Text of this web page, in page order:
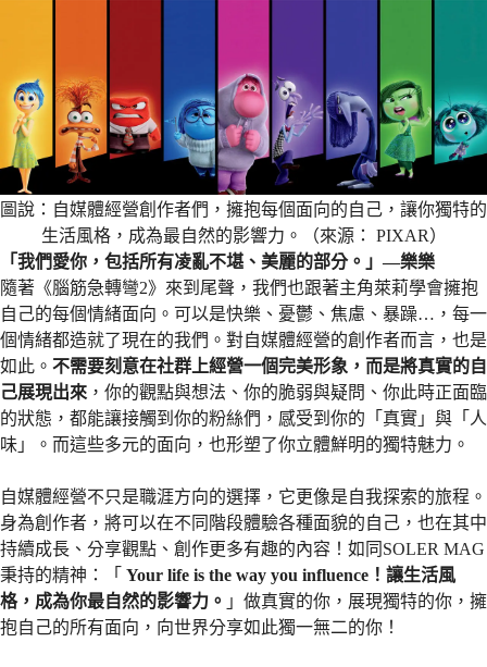
圖說：自媒體經營創作者們，擁抱每個面向的自己，讓你獨特的
生活風格，成為最自然的影響力。（來源： PIXAR）
「 我們愛你，包括所有凌亂不堪、美麗的部分。」—樂樂
隨著《腦筋急轉彎2》來到尾聲，我們也跟著主角萊莉學會擁抱
自己的每個情緒面向。可以是快樂、憂鬱、焦慮、暴躁…，每一
個情緒都造就了現在的我們。對自媒體經營的創作者而言，也是
如此。 不需要刻意在社群上經營一個完美形象，而是將真實的自
己展現出來 ，你的觀點與想法、你的脆弱與疑問、你此時正面臨
的狀態，都能讓接觸到你的粉絲們，感受到你的「真實」與「人
味」。而這些多元的面向，也形塑了你立體鮮明的獨特魅力。
自媒體經營不只是職涯方向的選擇，它更像是自我探索的旅程。
身為創作者，將可以在不同階段體驗各種面貌的自己，也在其中
持續成長、分享觀點、創作更多有趣的內容！如同SOLER MAG
秉持的精神：「 Your life is the way you influence！讓生活風
格，成為你最自然的影響力。 」做真實的你，展現獨特的你，擁
抱自己的所有面向，向世界分享如此獨一無二的你！